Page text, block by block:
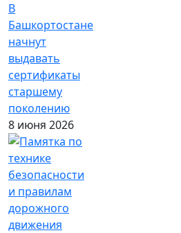
В
Башкортостане
начнут
выдавать
сертификаты
старшему
поколению
8 июня 2026